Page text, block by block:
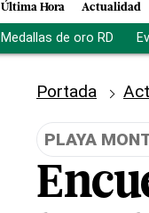
Última Hora Actualidad
Medallas de oro RD
Portada
PLAYA